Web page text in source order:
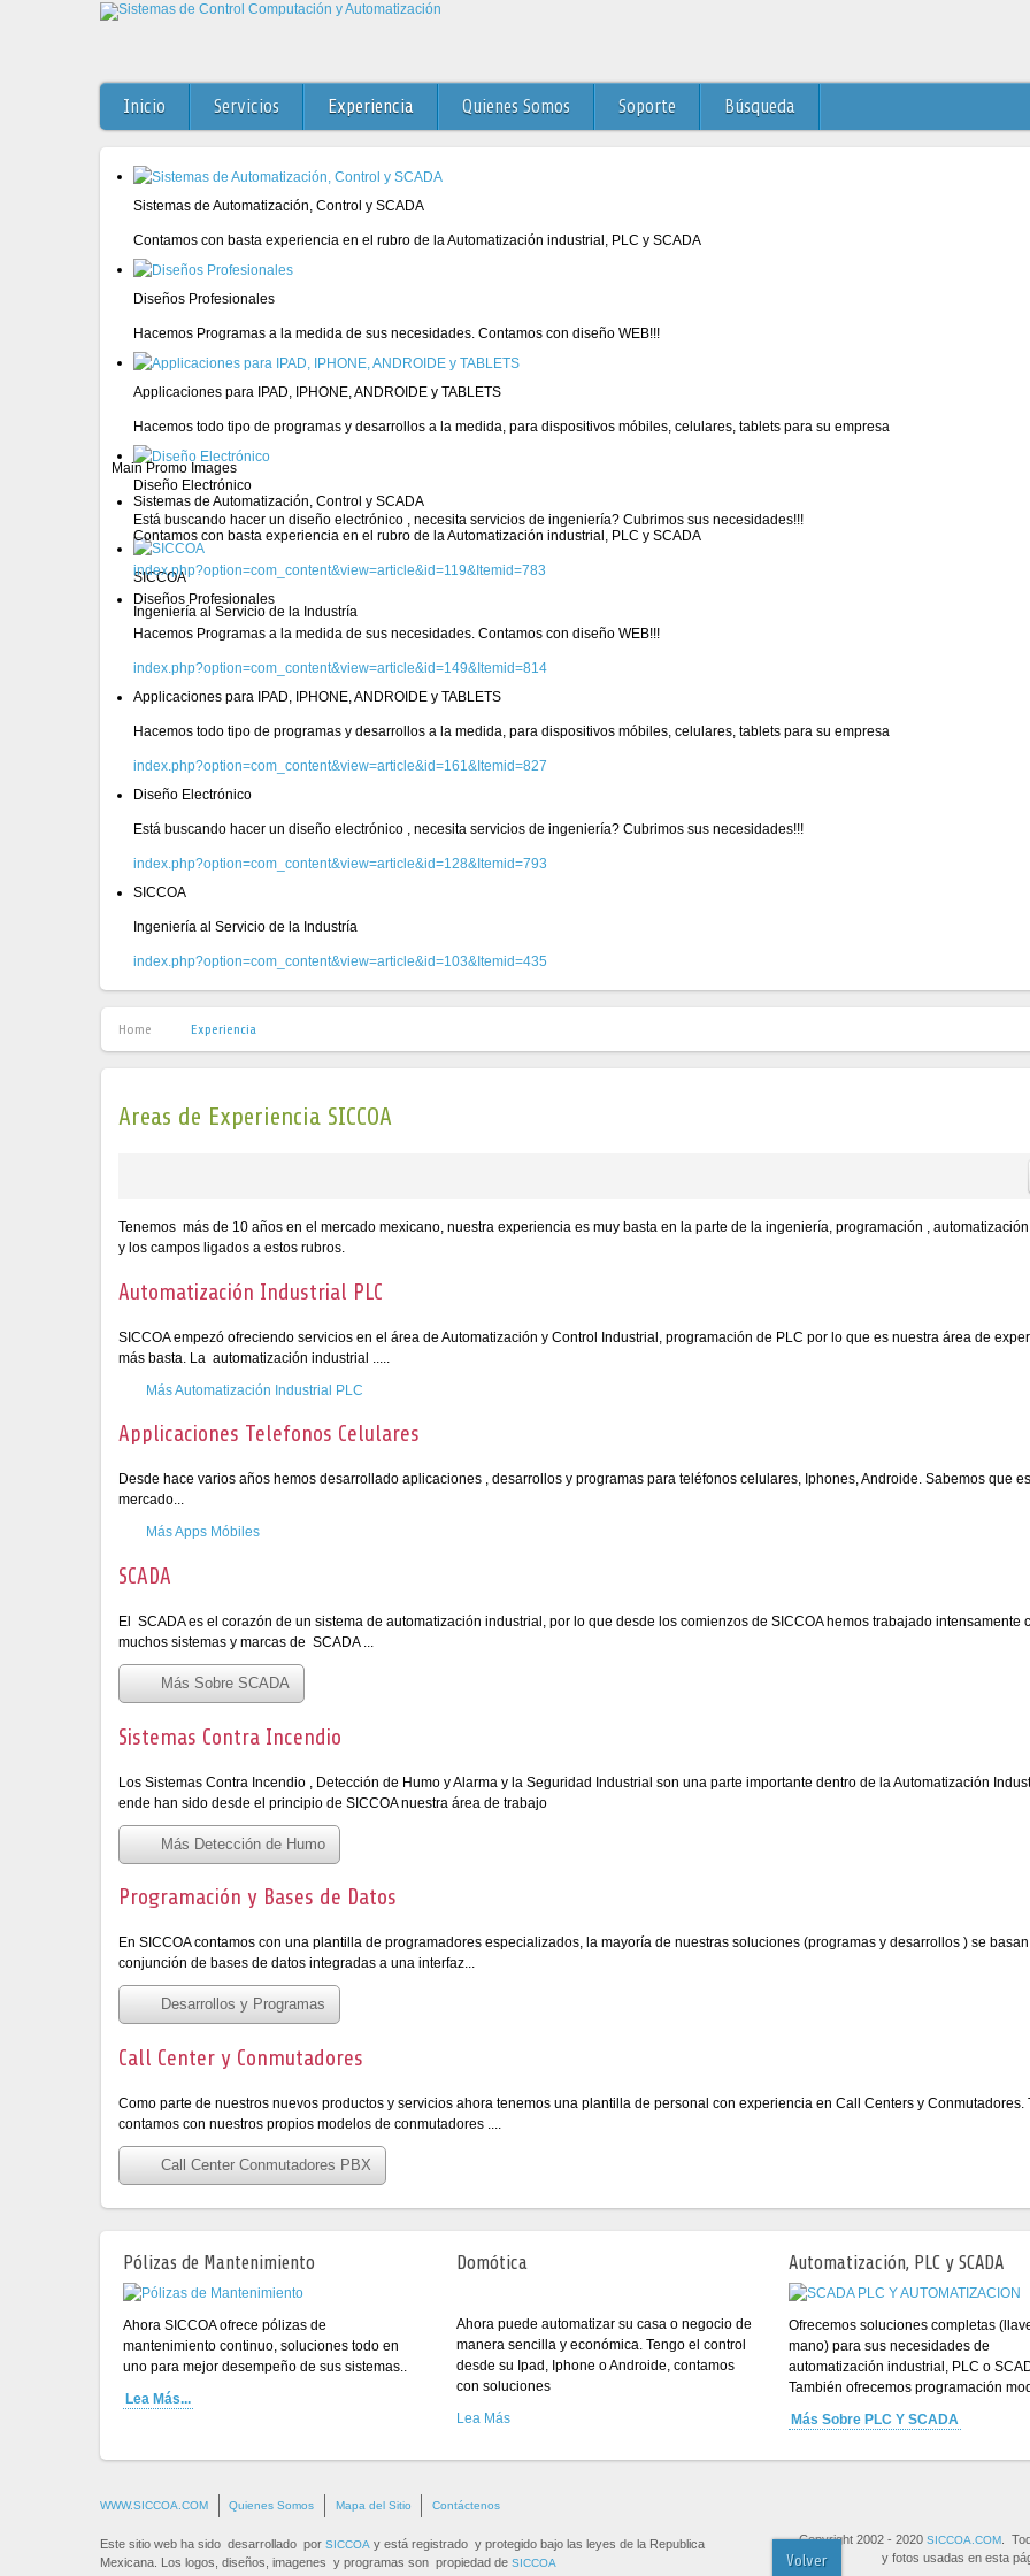
Inicio Servicios Experiencia Quienes Somos Soporte Búsqueda
Sistemas de Automatización, Control y SCADA
Contamos con basta experiencia en el rubro de la Automatización industrial, PLC y SCADA
Diseños Profesionales
Hacemos Programas a la medida de sus necesidades. Contamos con diseño WEB!!!
Applicaciones para IPAD, IPHONE, ANDROIDE y TABLETS
Hacemos todo tipo de programas y desarrollos a la medida, para dispositivos móbiles, celulares, tablets para su empresa
Diseño Electrónico
Está buscando hacer un diseño electrónico , necesita servicios de ingeniería? Cubrimos sus necesidades!!!
SICCOA
Ingeniería al Servicio de la Industría
Main Promo Images
Sistemas de Automatización, Control y SCADA
Contamos con basta experiencia en el rubro de la Automatización industrial, PLC y SCADA
index.php?option=com_content&view=article&id=119&Itemid=783
Diseños Profesionales
Hacemos Programas a la medida de sus necesidades. Contamos con diseño WEB!!!
index.php?option=com_content&view=article&id=149&Itemid=814
Applicaciones para IPAD, IPHONE, ANDROIDE y TABLETS
Hacemos todo tipo de programas y desarrollos a la medida, para dispositivos móbiles, celulares, tablets para su empresa
index.php?option=com_content&view=article&id=161&Itemid=827
Diseño Electrónico
Está buscando hacer un diseño electrónico , necesita servicios de ingeniería? Cubrimos sus necesidades!!!
index.php?option=com_content&view=article&id=128&Itemid=793
SICCOA
Ingeniería al Servicio de la Industría
index.php?option=com_content&view=article&id=103&Itemid=435
Home Experiencia
Areas de Experiencia SICCOA
Tenemos más de 10 años en el mercado mexicano, nuestra experiencia es muy basta en la parte de la ingeniería, programación ,
y los campos ligados a estos rubros.
Automatización Industrial PLC
SICCOA empezó ofreciendo servicios en el área de Automatización y Control Industrial, programación de PLC por lo que es nuestra área de
más basta. La automatización industrial .....
Más Automatización Industrial PLC
Applicaciones Telefonos Celulares
Desde hace varios años hemos desarrollado aplicaciones , desarrollos y programas para teléfonos celulares, Iphones, Androide. Sabemos que
mercado...
Más Apps Móbiles
SCADA
El SCADA es el corazón de un sistema de automatización industrial, por lo que desde los comienzos de SICCOA hemos trabajado intensamente
muchos sistemas y marcas de SCADA ...
Más Sobre SCADA
Sistemas Contra Incendio
Los Sistemas Contra Incendio , Detección de Humo y Alarma y la Seguridad Industrial son una parte importante dentro de la Automatización
ende han sido desde el principio de SICCOA nuestra área de trabajo
Más Detección de Humo
Programación y Bases de Datos
En SICCOA contamos con una plantilla de programadores especializados, la mayoría de nuestras soluciones (programas y desarrollos ) se
conjunción de bases de datos integradas a una interfaz...
Desarrollos y Programas
Call Center y Conmutadores
Como parte de nuestros nuevos productos y servicios ahora tenemos una plantilla de personal con experiencia en Call Centers y Conmutadores.
contamos con nuestros propios modelos de conmutadores ....
Call Center Conmutadores PBX
Pólizas de Mantenimiento
Ahora SICCOA ofrece pólizas de
mantenimiento continuo, soluciones todo en
uno para mejor desempeño de sus sistemas..
Lea Más...
Domótica
Ahora puede automatizar su casa o negocio de
manera sencilla y económica. Tengo el control
desde su Ipad, Iphone o Androide, contamos
con soluciones
Lea Más
Automatización, PLC y SCADA
Ofrecemos soluciones completas
mano) para sus necesidades de
automatización industrial, PLC o
También ofrecemos programación
Más Sobre PLC Y SCADA
WWW.SICCOA.COM Quienes Somos Mapa del Sitio Contáctenos
Este sitio web ha sido desarrollado por SICCOA y está registrado y protegido bajo las leyes de la Republica
Mexicana. Los logos, diseños, imagenes y programas son propiedad de SICCOA
Copyright 2002 - 2020 SICCOA.COM .
y fotos usadas en esta
Volver